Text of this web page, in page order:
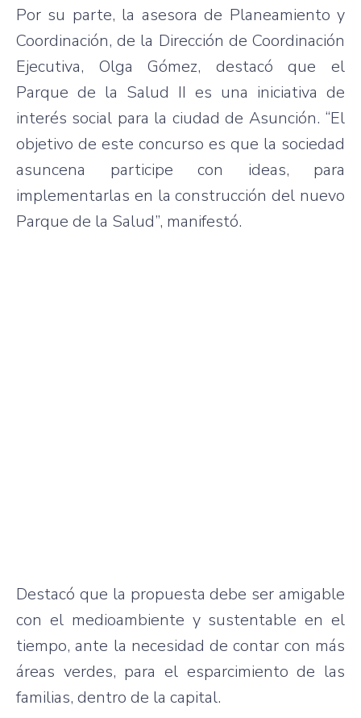
Por su parte, la asesora de Planeamiento y
Coordinación, de la Dirección de Coordinación
Ejecutiva, Olga Gómez, destacó que el
Parque de la Salud II es una iniciativa de
interés social para la ciudad de Asunción. “El
objetivo de este concurso es que la sociedad
asuncena participe con ideas, para
implementarlas en la construcción del nuevo
Parque de la Salud”, manifestó.
Destacó que la propuesta debe ser amigable
con el medioambiente y sustentable en el
tiempo, ante la necesidad de contar con más
áreas verdes, para el esparcimiento de las
familias, dentro de la capital.